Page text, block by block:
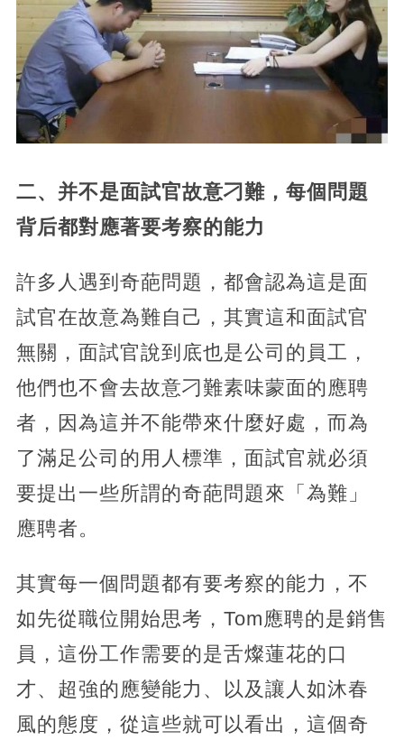
二、并不是面試官故意刁難，每個問題
背后都對應著要考察的能力
許多人遇到奇葩問題，都會認為這是面
試官在故意為難自己，其實這和面試官
無關，面試官說到底也是公司的員工，
他們也不會去故意刁難素味蒙面的應聘
者，因為這并不能帶來什麼好處，而為
了滿足公司的用人標準，面試官就必須
要提出一些所謂的奇葩問題來「為難」
應聘者。
其實每一個問題都有要考察的能力，不
如先從職位開始思考，Tom應聘的是銷售
員，這份工作需要的是舌燦蓮花的口
才、超強的應變能力、以及讓人如沐春
風的態度，從這些就可以看出，這個奇